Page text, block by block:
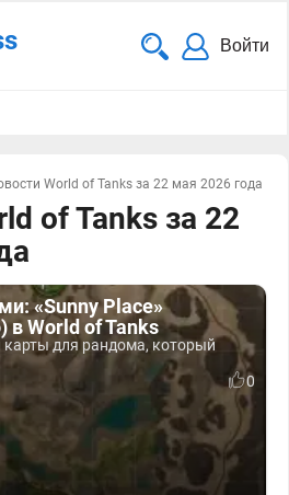
Войти
World of Tanks за 22 мая 2026 года
of Tanks за 22
«Sunny Place»
в World of Tanks
карты для рандома, который
0